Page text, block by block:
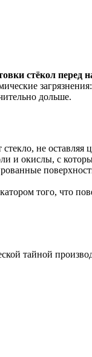
стёкол перед
дольше.
не
и окислы, с
того, что
тайной